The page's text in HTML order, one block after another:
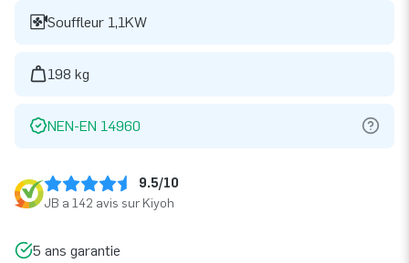
Souffleur 1,1KW
198 kg
NEN-EN 14960
9.5/10
JB a 142 avis sur Kiyoh
5 ans garantie